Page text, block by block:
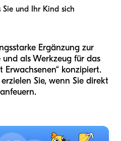
und Ihr Kind sich
Ergänzung zur
als Werkzeug für das
Erwachsenen“ konzipiert.
Sie, wenn Sie direkt